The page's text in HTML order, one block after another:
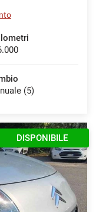
(5)
DISPONIBILE